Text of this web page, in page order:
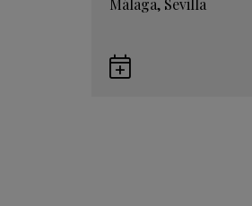
Málaga, Sevilla